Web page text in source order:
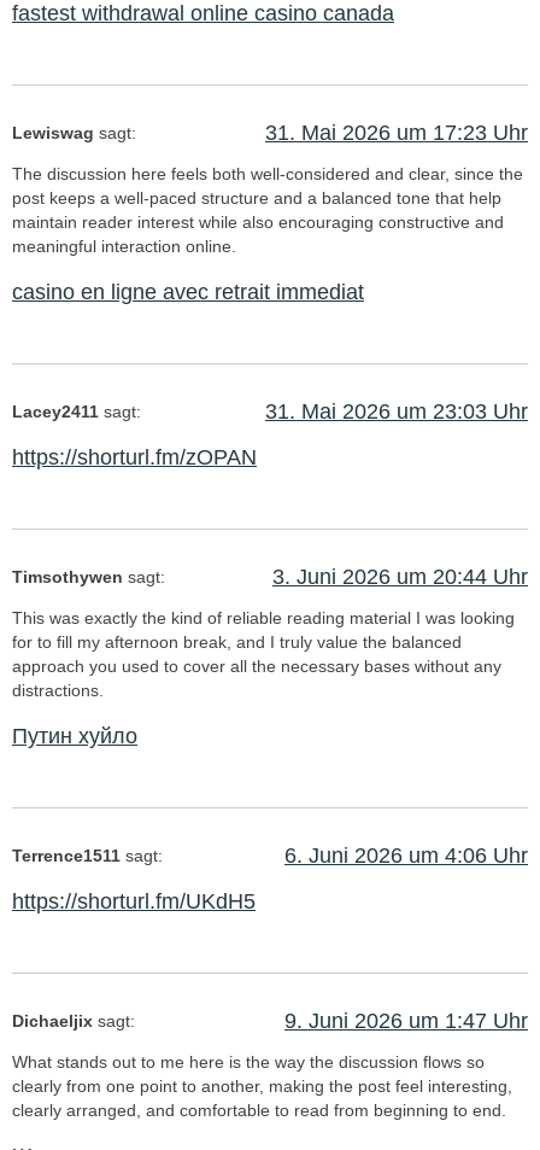
fastest withdrawal online casino canada
Lewiswag sagt: 31. Mai 2026 um 17:23 Uhr
The discussion here feels both well-considered and clear, since the
post keeps a well-paced structure and a balanced tone that help
maintain reader interest while also encouraging constructive and
meaningful interaction online.
casino en ligne avec retrait immediat
Lacey2411 sagt:
31. Mai 2026 um 23:03 Uhr
https://shorturl.fm/zOPAN
Timsothywen sagt: 3. Juni 2026 um 20:44 Uhr
This was exactly the kind of reliable reading material I was looking
for to fill my afternoon break, and I truly value the balanced
approach you used to cover all the necessary bases without any
distractions.
Путин хуйло
Terrence1511 sagt:
6. Juni 2026 um 4:06 Uhr
https://shorturl.fm/UKdH5
Dichaeljix sagt: 9. Juni 2026 um 1:47 Uhr
What stands out to me here is the way the discussion flows so
clearly from one point to another, making the post feel interesting,
clearly arranged, and comfortable to read from beginning to end.